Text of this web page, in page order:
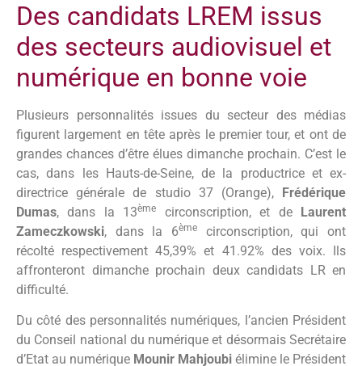
Des candidats LREM issus
des secteurs audiovisuel et
numérique en bonne voie
Plusieurs personnalités issues du secteur des médias
figurent largement en tête après le premier tour, et ont de
grandes chances d’être élues dimanche prochain. C’est le
cas, dans les Hauts-de-Seine, de la productrice et ex-
directrice générale de studio 37 (Orange), Frédérique
Dumas, dans la 13ème circonscription, et de Laurent
Zameczkowski, dans la 6ème
circonscription, qui ont
récolté respectivement 45,39% et 41.92% des voix. Ils
affronteront dimanche prochain deux candidats LR en
difficulté.
Du côté des personnalités numériques, l’ancien Président
du Conseil national du numérique et désormais Secrétaire
d’Etat au numérique Mounir Mahjoubi élimine le Président